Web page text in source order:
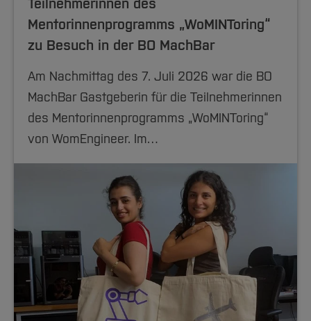
Teilnehmerinnen des
Mentorinnenprogramms „WoMINToring“
zu Besuch in der BO MachBar
Am Nachmittag des 7. Juli 2026 war die BO
MachBar Gastgeberin für die Teilnehmerinnen
des Mentorinnenprogramms „WoMINToring“
von WomEngineer. Im…